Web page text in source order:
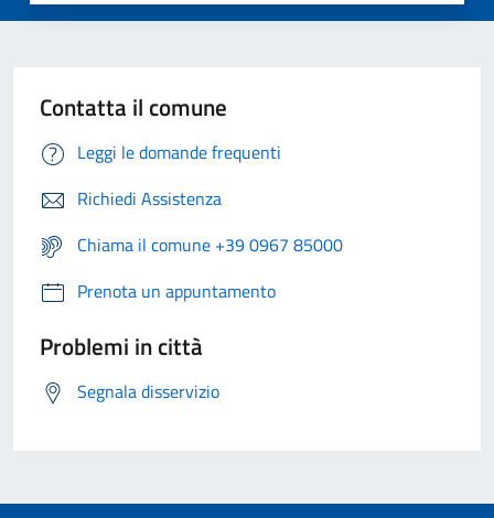
Contatta il comune
Leggi le domande frequenti
Richiedi Assistenza
Chiama il comune +39 0967 85000
Prenota un appuntamento
Problemi in città
Segnala disservizio